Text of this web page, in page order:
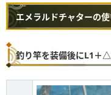
エメラルドチャターの
釣り竿を装備後にL1＋